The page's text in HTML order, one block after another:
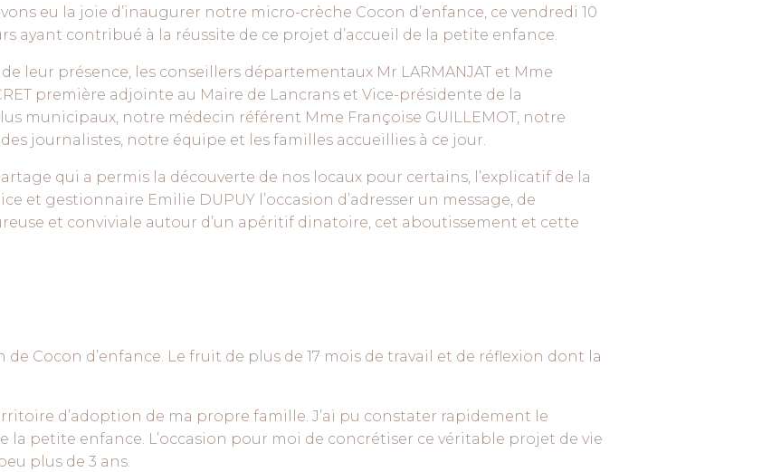
eu la joie d’inaugurer notre micro-crèche Cocon d’enfance, ce vendredi 10
ayant contribué à la réussite de ce projet d’accueil de la petite enfance.
leur présence, les conseillers départementaux Mr LARMANJAT et Mme
première adjointe au Maire de Lancrans et Vice-présidente de la
municipaux, notre médecin référent Mme Françoise GUILLEMOT, notre
journalistes, notre équipe et les familles accueillies à ce jour.
qui a permis la découverte de nos locaux pour certains, l’explicatif de la
et gestionnaire Emilie DUPUY l’occasion d’adresser un message, de
et conviviale autour d’un apéritif dinatoire, cet aboutissement et cette
de Cocon d’enfance. Le fruit de plus de 17 mois de travail et de réflexion dont la
d’adoption de ma propre famille. J’ai pu constater rapidement le
petite enfance. L’occasion pour moi de concrétiser ce véritable projet de vie
plus de 3 ans.